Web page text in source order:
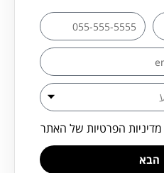
מדיניות הפרטיות של האתר
הבא